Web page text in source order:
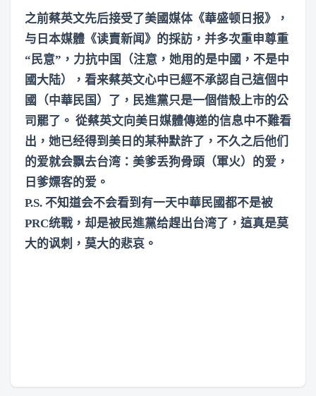
之前蔡英文先后接受了美國媒体《華盛顿日报》，
与日本媒體《读賣新闻》的採訪，并多次重申尊重
“民意”，力抗中国（注意，她用的是中國，不是中
國大陆），看来蔡英文心中已經不承認自己這個中
國（中華民国）了，民進黨只是一個借殼上市的公
司罷了。 從蔡英文向美日媒體傳递的信息中不難看
出，她已经得到美日的某种默許了，不久之后他们
的爱就会飘去台湾：美爹丢狗骨頭（軍火）的爱，
日爹嫖客的爱。
P.S. 不知道会不会看到有一天中華民國都不是被
PRC统戰，却是被民進黨给趕出台湾了，這真是莫
大的讽刺，莫大的悲哀。